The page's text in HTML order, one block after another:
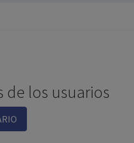
de los usuarios